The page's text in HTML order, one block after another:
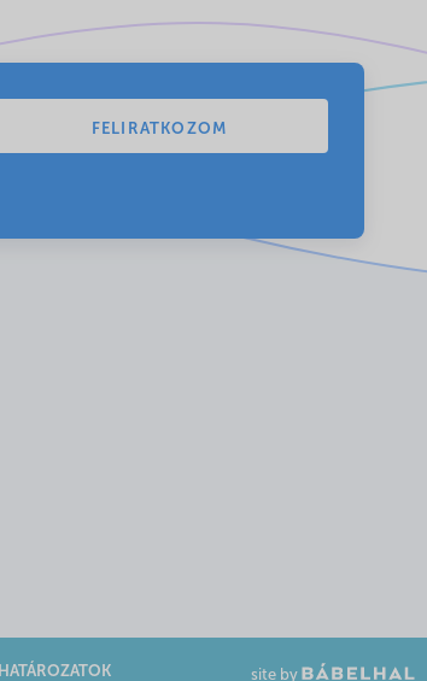
HATÁROZATOK site by